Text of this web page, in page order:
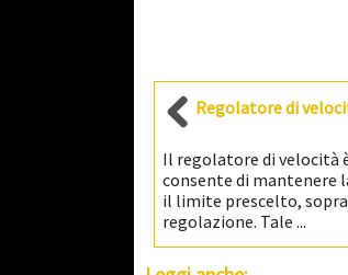
Regolatore di
Il regolatore di velocità
consente di mantenere
il limite prescelto,
regolazione. Tale ...